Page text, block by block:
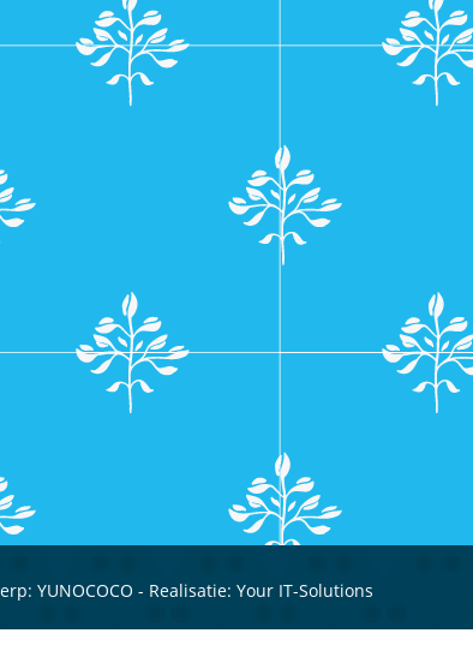
YUNOCOCO - Realisatie: Your IT-Solutions